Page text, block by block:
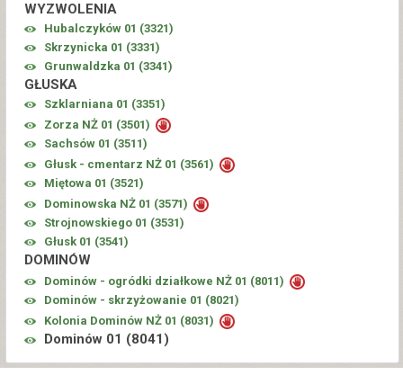
WYZWOLENIA
Hubalczyków 01 (3321)
Skrzynicka 01 (3331)
Grunwaldzka 01 (3341)
GŁUSKA
Szklarniana 01 (3351)
Zorza NŻ 01 (3501)
Sachsów 01 (3511)
Głusk - cmentarz NŻ 01 (3561)
Miętowa 01 (3521)
Dominowska NŻ 01 (3571)
Strojnowskiego 01 (3531)
Głusk 01 (3541)
DOMINÓW
Dominów - ogródki działkowe NŻ 01 (8011)
Dominów - skrzyżowanie 01 (8021)
Kolonia Dominów NŻ 01 (8031)
Dominów 01 (8041 )